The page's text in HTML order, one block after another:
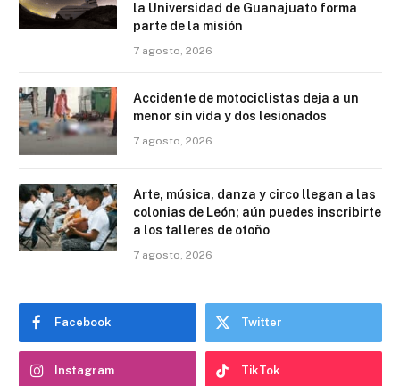
la Universidad de Guanajuato forma
parte de la misión
7 agosto, 2026
Accidente de motociclistas deja a un
menor sin vida y dos lesionados
7 agosto, 2026
Arte, música, danza y circo llegan a las
colonias de León; aún puedes inscribirte
a los talleres de otoño
7 agosto, 2026
Facebook Twitter
Instagram TikTok